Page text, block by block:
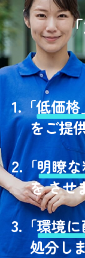
1.「低価格
をご提
2.「明瞭
を させ
3. 「環境に
処分し